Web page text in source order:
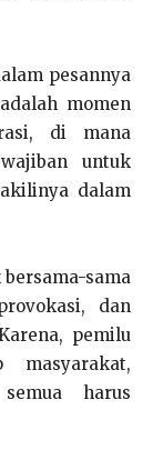
pesannya
momen
di mana
untuk
dalam
sama
dan
pemilu
harus